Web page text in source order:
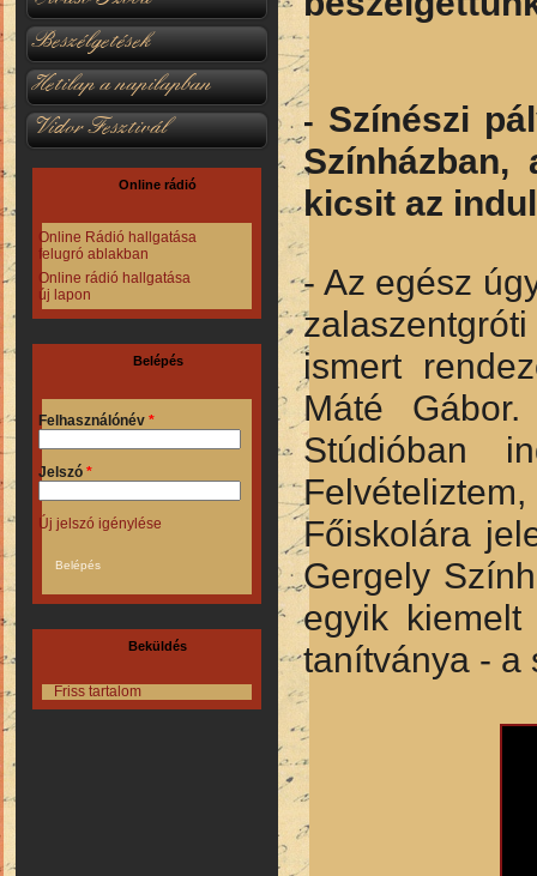
Beszélgetések
Hetilap a napilapban
Vidor Fesztivál
Online rádió
Online Rádió hallgatása
felugró ablakban
Online rádió hallgatása
új lapon
Belépés
Felhasználónév *
Jelszó *
Új jelszó igénylése
Beküldés
Friss tartalom
- Színészi
kicsit az
- Az egész
ismert
Máté
Stúdióban
Főiskolára
Gergely
egyik kiemelt
tanítványa - a